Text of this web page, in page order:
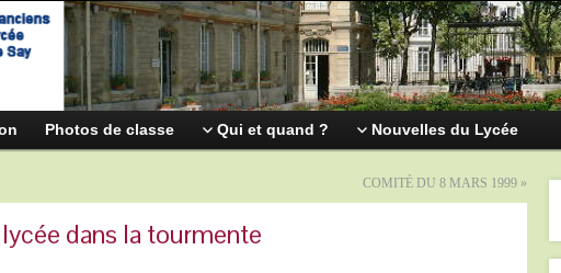
Photos de classe Qui et quand ? Nouvelles du Lycée
COMITÉ DU 8 MARS 1999 »
dans la tourmente